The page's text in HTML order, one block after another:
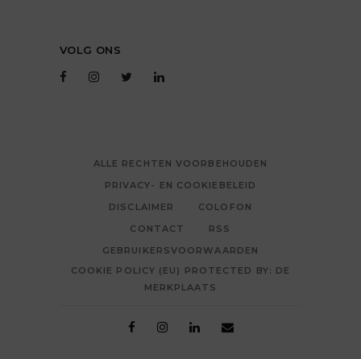
VOLG ONS
ALLE RECHTEN VOORBEHOUDEN
PRIVACY- EN COOKIEBELEID
DISCLAIMER
COLOFON
CONTACT
RSS
GEBRUIKERSVOORWAARDEN
COOKIE POLICY (EU) PROTECTED BY: DE
MERKPLAATS